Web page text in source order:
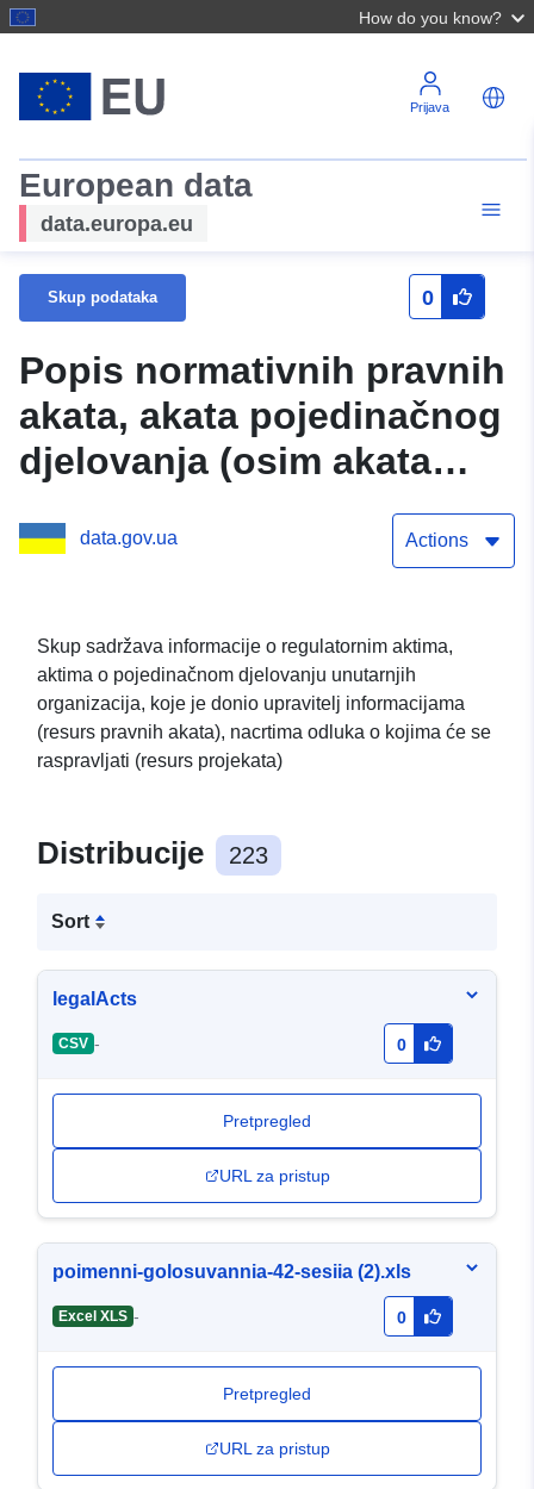
How do you know?
Prijava
European data
data.europa.eu
Skup podataka 0
Popis normativnih pravnih
akata, akata pojedinačnog
djelovanja (osim akata
unutar organizacije) koje
je donio upravitelj
odluka o kojima će se
raspravljati, kao i
dokumenta upravitelja
informacijama o definiciji
osobe (osoba) odgovorne
za objavu otvorenih
podataka
data.gov.ua Actions
Skup sadržava informacije o regulatornim aktima,
aktima o pojedinačnom djelovanju unutarnjih
organizacija, koje je donio upravitelj informacijama
(resurs pravnih akata), nacrtima odluka o kojima će se
raspravljati (resurs projekata)
Distribucije 223
Sort
legalActs
CSV - 0
Pretpregled
URL za pristup
poimenni-golosuvannia-42-sesiia (2).xls
Excel XLS - 0
Pretpregled
URL za pristup